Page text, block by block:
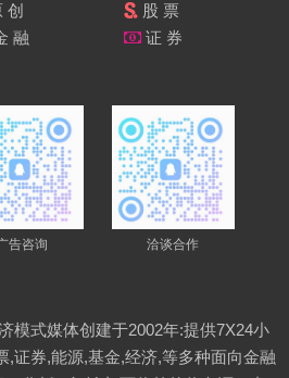
创
股 票
融
证 券
告咨询 洽谈合作
模式媒体创建于2002年:提供7X24小
,证券,能源,基金,经济,等多种面向金融